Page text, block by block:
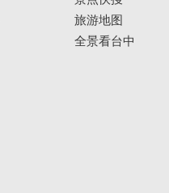
旅游地图
全景看台中